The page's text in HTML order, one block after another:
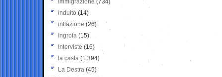
Immigrazione (734)
indulto (14)
inflazione (26)
Ingroia (15)
Interviste (16)
la casta (1.394)
La Destra (45)